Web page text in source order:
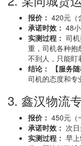
报价： 420元（
承诺时效： 48小
实测过程： 司
重，司机各种抱
不到人，只能盯
结论：
【服务随
司机的态度和专
3. 鑫汉物流
报价： 450元（
承诺时效： 次日
实测过程： 早